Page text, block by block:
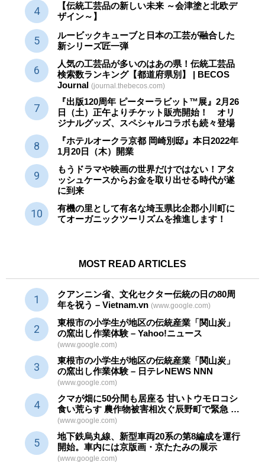
【伝統工芸品の新しい未来 ～会津塗と北欧デ
ザイン～】
ルービックキューブと日本の工芸が融合した
新シリーズ匠一弾
人気の工芸品が多いのはあの県！伝統工芸品
検索数ランキング【都道府県別】 | BECOS
Journal (journal.thebecos.com)
『出版120周年 ピーターラビット™展』2月26
日（土）正午よりチケット販売開始！ オリ
ジナルグッズ、スペシャルコラボも続々登場
『ホテルオークラ京都 岡崎別邸』本日2022年
1月20日（木）開業
もうドラマや映画の世界だけではない！アタ
ッシュケースからお金を取り出せる時代が遂
に到来
有機の里として有名な埼玉県比企郡小川町に
てオーガニックツーリズムを推進します！
MOST READ ARTICLES
クアンニン省、文化セクター伝統の日の80周
年を祝う – Vietnam.vn (www.google.com)
東根市の小学生が地区の伝統産業 「関山炭」
の窯出し作業体験 – Yahoo!ニュース
(www.google.com)
東根市の小学生が地区の伝統産業 「関山炭」
の窯出し作業体験 – 日テレNEWS NNN
(www.google.com)
クマが畑に50分間も居座る 甘いトウモロコシ
食い荒らす 農作物被害相次ぐ辰野町で緊急 …
(www.google.com)
地下鉄烏丸線、新型車両20系の第8編成を運行
開始。車内には京版画・京たたみの展示
(www.google.com)